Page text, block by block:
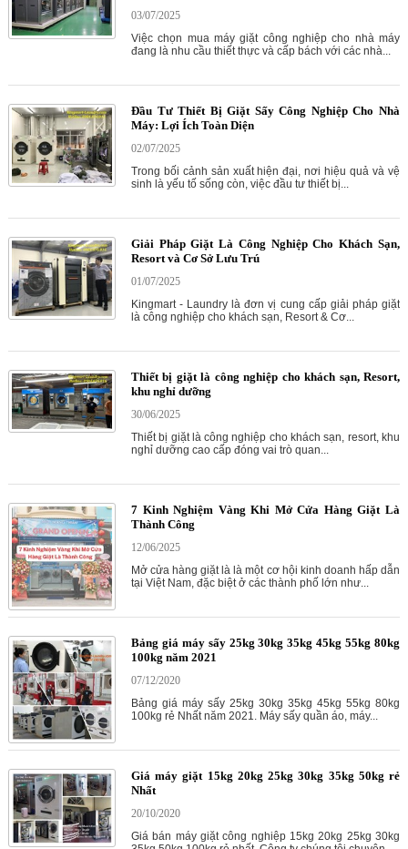
03/07/2025
Việc chọn mua máy giặt công nghiệp cho nhà máy
đang là nhu cầu thiết thực và cấp bách với các nhà...
Đầu Tư Thiết Bị Giặt Sấy Công Nghiệp Cho Nhà
Máy: Lợi Ích Toàn Diện
02/07/2025
Trong bối cảnh sản xuất hiện đại, nơi hiệu quả và vệ
sinh là yếu tố sống còn, việc đầu tư thiết bị...
Giải Pháp Giặt Là Công Nghiệp Cho Khách Sạn,
Resort và Cơ Sở Lưu Trú
01/07/2025
Kingmart - Laundry là đơn vị cung cấp giải pháp giặt
là công nghiệp cho khách sạn, Resort & Cơ...
Thiết bị giặt là công nghiệp cho khách sạn, Resort,
khu nghỉ dưỡng
30/06/2025
Thiết bị giặt là công nghiệp cho khách sạn, resort, khu
nghỉ dưỡng cao cấp đóng vai trò quan...
7 Kinh Nghiệm Vàng Khi Mở Cửa Hàng Giặt Là
Thành Công
12/06/2025
Mở cửa hàng giặt là là một cơ hội kinh doanh hấp dẫn
tại Việt Nam, đặc biệt ở các thành phố lớn như...
Bảng giá máy sấy 25kg 30kg 35kg 45kg 55kg 80kg
100kg năm 2021
07/12/2020
Bảng giá máy sấy 25kg 30kg 35kg 45kg 55kg 80kg
100kg rẻ Nhất năm 2021. Máy sấy quần áo, máy...
Giá máy giặt 15kg 20kg 25kg 30kg 35kg 50kg rẻ
Nhất
20/10/2020
Giá bán máy giặt công nghiệp 15kg 20kg 25kg 30kg